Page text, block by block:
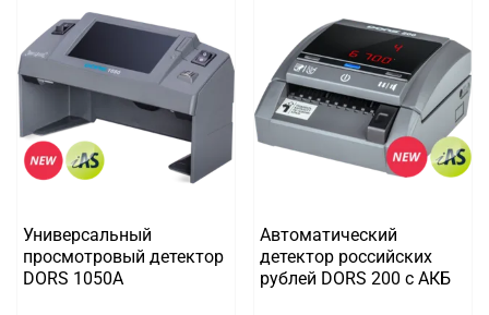
Универсальный
просмотровый детектор
DORS 1050A
Автоматический
детектор российских
рублей DORS 200 с АКБ